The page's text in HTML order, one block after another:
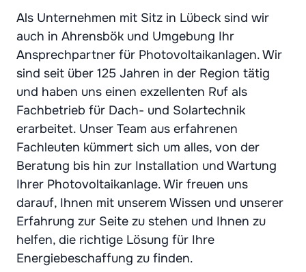
Als Unternehmen mit Sitz in Lübeck sind wir
auch in Ahrensbök und Umgebung Ihr
Ansprechpartner für Photovoltaikanlagen. Wir
sind seit über 125 Jahren in der Region tätig
und haben uns einen exzellenten Ruf als
Fachbetrieb für Dach- und Solartechnik
erarbeitet. Unser Team aus erfahrenen
Fachleuten kümmert sich um alles, von der
Beratung bis hin zur Installation und Wartung
Ihrer Photovoltaikanlage. Wir freuen uns
darauf, Ihnen mit unserem Wissen und unserer
Erfahrung zur Seite zu stehen und Ihnen zu
helfen, die richtige Lösung für Ihre
Energiebeschaffung zu finden.